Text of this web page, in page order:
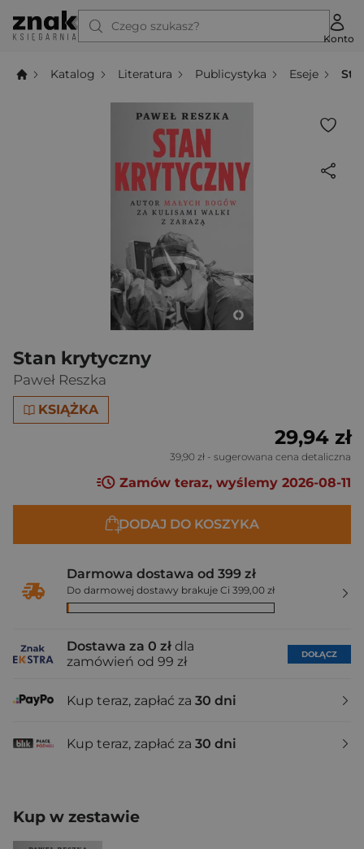
Czego szukasz?
Konto
Katalog Literatura Publicystyka Eseje
Stan krytyczny
Paweł Reszka
KSIĄŻKA
29,94 zł
39,90 zł - sugerowana cena detaliczna
Zamów teraz, wyślemy 2026-08-11
DODAJ DO KOSZYKA
Darmowa dostawa od 399 zł
Do darmowej dostawy brakuje Ci 399,00 zł
Dostawa za 0 zł dla
zamówień od 99 zł
DOŁĄCZ
Kup teraz, zapłać za 30 dni
Kup teraz, zapłać za 30 dni
Kup w zestawie